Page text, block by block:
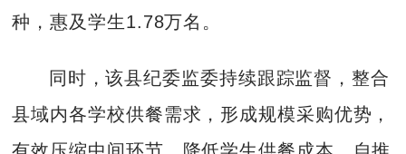
种，惠及学生1.78万名。
同时，该县纪委监委持续跟踪监督，整合
县域内各学校供餐需求，形成规模采购优势，